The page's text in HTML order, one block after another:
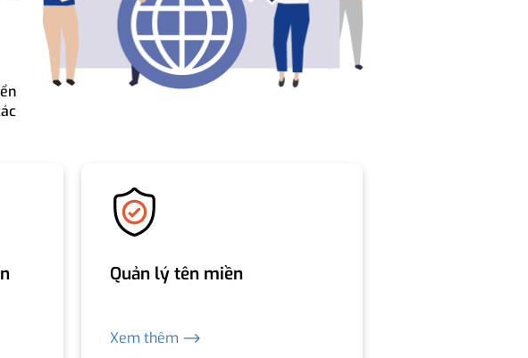
Quản lý tên miền
Xem thêm ⟶